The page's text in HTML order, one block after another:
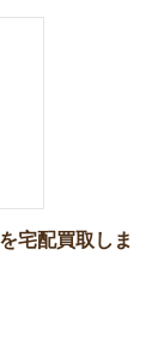
宅配買取しま